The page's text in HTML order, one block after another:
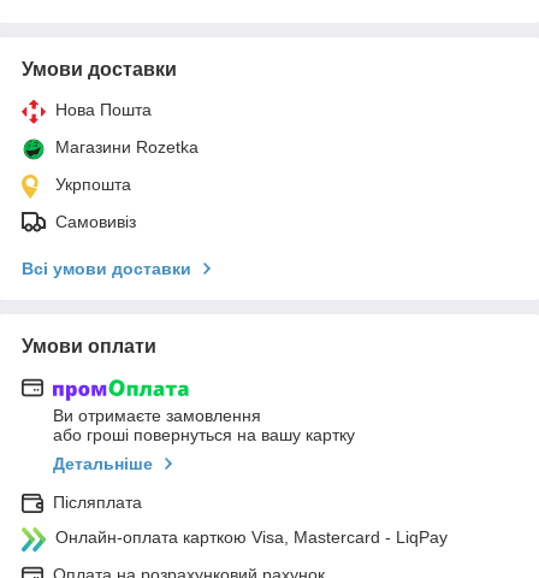
Умови доставки
Нова Пошта
Магазини Rozetka
Укрпошта
Самовивіз
Всі умови доставки
Умови оплати
Ви отримаєте замовлення
або гроші повернуться на вашу картку
Детальніше
Післяплата
Онлайн-оплата карткою Visa, Mastercard - LiqPay